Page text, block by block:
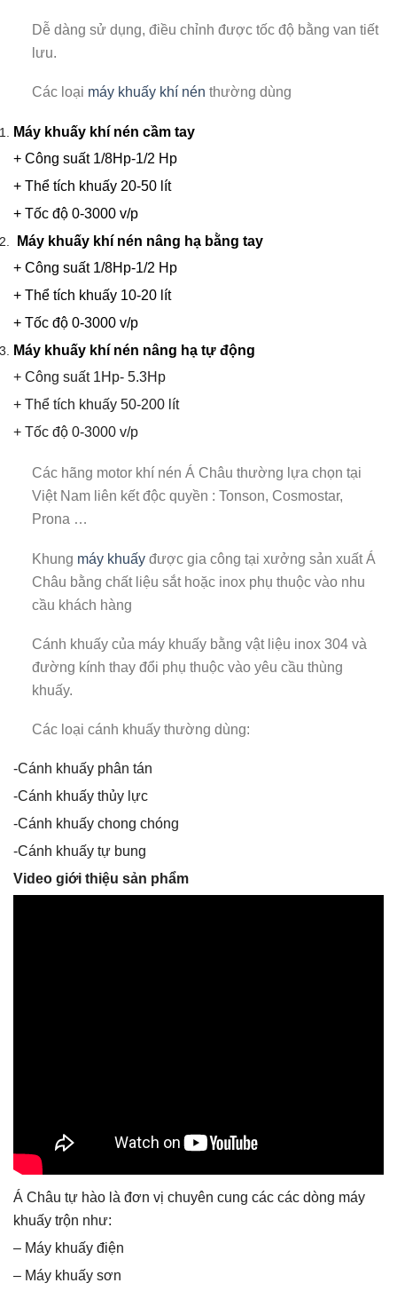
Dễ dàng sử dụng, điều chỉnh được tốc độ bằng van tiết
lưu.
Các loại máy khuấy khí nén thường dùng
Máy khuấy khí nén cầm tay
+ Công suất 1/8Hp-1/2 Hp
+ Thể tích khuấy 20-50 lít
+ Tốc độ 0-3000 v/p
Máy khuấy khí nén nâng hạ bằng tay
+ Công suất 1/8Hp-1/2 Hp
+ Thể tích khuấy 10-20 lít
+ Tốc độ 0-3000 v/p
Máy khuấy khí nén nâng hạ tự động
+ Công suất 1Hp- 5.3Hp
+ Thể tích khuấy 50-200 lít
+ Tốc độ 0-3000 v/p
Các hãng motor khí nén Á Châu thường lựa chọn tại
Việt Nam liên kết độc quyền : Tonson, Cosmostar,
Prona …
Khung máy khuấy được gia công tại xưởng sản xuất Á
Châu bằng chất liệu sắt hoặc inox phụ thuộc vào nhu
cầu khách hàng
Cánh khuấy của máy khuấy bằng vật liệu inox 304 và
đường kính thay đổi phụ thuộc vào yêu cầu thùng
khuấy.
Các loại cánh khuấy thường dùng:
-Cánh khuấy phân tán
-Cánh khuấy thủy lực
-Cánh khuấy chong chóng
-Cánh khuấy tự bung
Video giới thiệu sản phẩm
Á Châu tự hào là đơn vị chuyên cung các các dòng máy
khuấy trộn như:
– Máy khuấy điện
– Máy khuấy sơn